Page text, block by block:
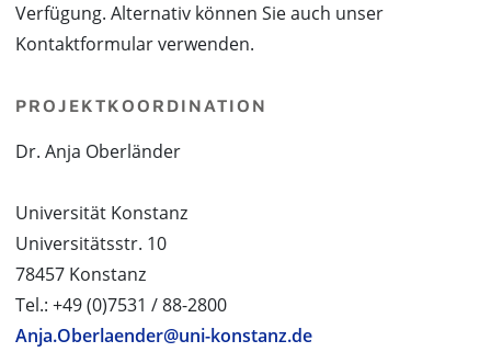
Verfügung. Alternativ können Sie auch unser
Kontaktformular verwenden.
PROJEKTKOORDINATION
Dr. Anja Oberländer
Universität Konstanz
Universitätsstr. 10
78457 Konstanz
Tel.: +49 (0)7531 / 88-2800
Anja.Oberlaender@uni-konstanz.de